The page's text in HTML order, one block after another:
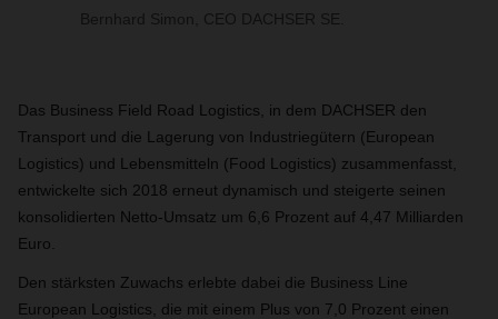
Bernhard Simon, CEO DACHSER SE.
Das Business Field Road Logistics, in dem DACHSER den
Transport und die Lagerung von Industriegütern (European
Logistics) und Lebensmitteln (Food Logistics) zusammenfasst,
entwickelte sich 2018 erneut dynamisch und steigerte seinen
konsolidierten Netto-Umsatz um 6,6 Prozent auf 4,47 Milliarden
Euro.
Den stärksten Zuwachs erlebte dabei die Business Line
European Logistics, die mit einem Plus von 7,0 Prozent einen